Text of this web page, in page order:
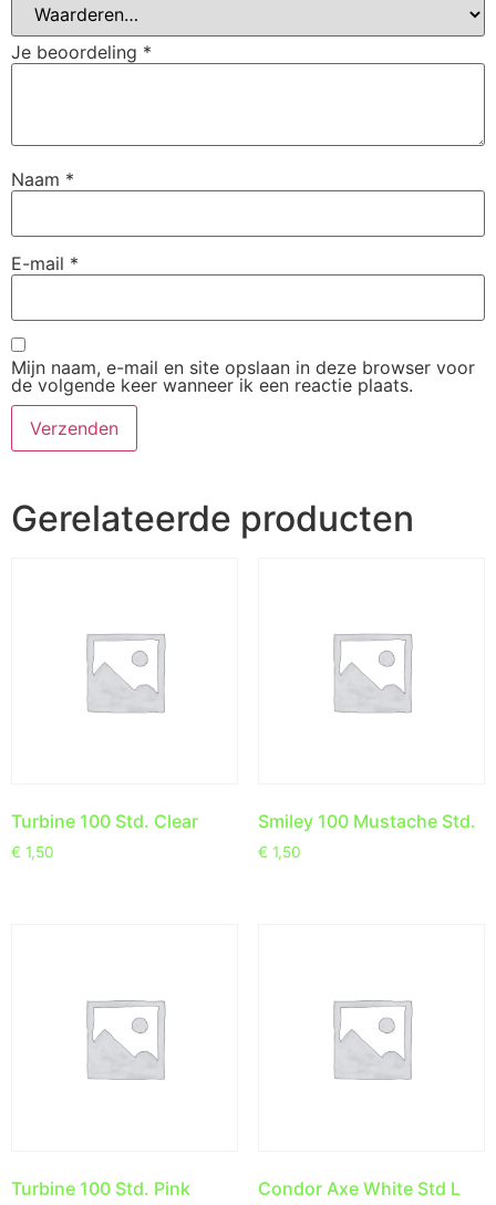
Je beoordeling *
Naam *
E-mail *
Mijn naam, e-mail en site opslaan in deze browser voor
de volgende keer wanneer ik een reactie plaats.
Gerelateerde producten
Turbine 100 Std. Clear
€ 1,50
Smiley 100 Mustache Std.
€ 1,50
Turbine 100 Std. Pink Condor Axe White Std L